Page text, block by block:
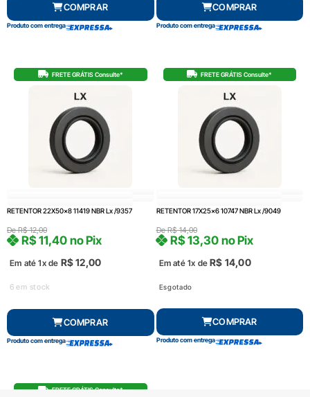
COMPRAR
Produto com entrega
COMPRAR
Produto com entrega
FRETE GRÁTIS Consulte*
RETENTOR 22X50x8 11419 NBR Lx /9357
DeR$12,00
Em até 1x de R$12,00
R$11,40 no Pix
6 em stock
COMPRAR
Produto com entrega
FRETE GRÁTIS Consulte*
RETENTOR 17X25x6 10747 NBR Lx /9049
DeR$14,00
Em até 1x deR$ 14,00
R$13,30 no Pix
Esgotado
COMPRAR
Produto com entrega
FRETE GRÁTIS Consulte*